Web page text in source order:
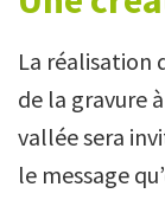
La réalisation
de la gravure
vallée sera
le message